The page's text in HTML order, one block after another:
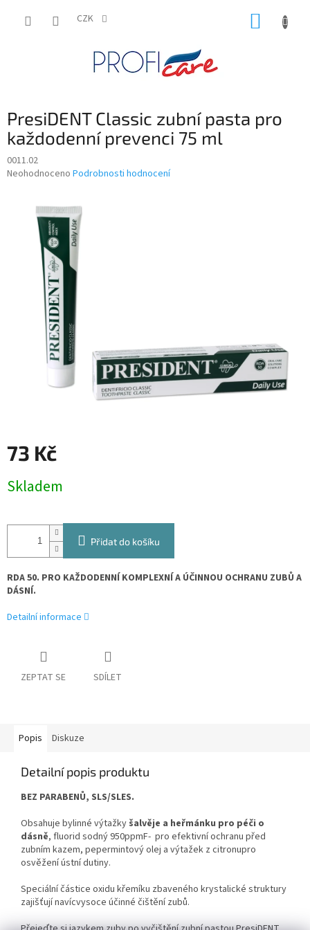
CZK
PresiDENT Classic zubní pasta pro
každodenní prevenci 75 ml
0011.02
Průměrné
hvězdiček.
Neohodnoceno Podrobnosti hodnocení
73 Kč
cena:
Skladem
Přidat do košíku
RDA 50. PRO KAŽDODENNÍ KOMPLEXNÍ A ÚČINNOU OCHRANU ZUBŮ A
DÁSNÍ.
Detailní informace
ZEPTAT SE SDÍLET
Popis Diskuze
Detailní popis produktu
BEZ PARABENŮ, SLS/SLES.
Obsahuje bylinné výtažky šalvěje a heřmánku pro péči o
dásně, fluorid sodný 950ppmF- pro efektivní ochranu před
zubním kazem, pepermintový olej a výtažek z citronupro
osvěžení ústní dutiny.
Speciální částice oxidu křemíku zbaveného krystalické struktury
zajišťují navícvysoce účinné čištění zubů.